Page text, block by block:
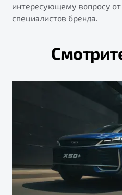
интересующему вопросу от
специалистов бренда.